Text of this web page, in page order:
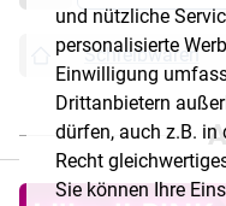
und nützliche
personalisierte
Einwilligung
Drittanbietern
dürfen, auch z.B. in
Recht
Sie können Ihre
Schreibwaren